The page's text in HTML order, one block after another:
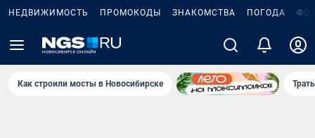
НЕДВИЖИМОСТЬ ПРОМОКОДЫ ЗНАКОМСТВА ПОГОДА
Как строили мосты в Новосибирске